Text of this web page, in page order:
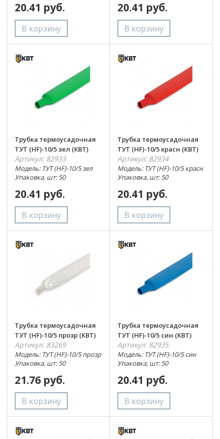
20.41 руб. 20.41 руб.
Трубка термоусадочная
ТУТ (HF)-10/5 зел (КВТ)
Артикул: 82933
Модель: ТУТ (HF)-10/5 зел
Упаковка, шт: 50
20.41 руб.
Трубка термоусадочная
ТУТ (HF)-10/5 красн (КВТ)
Артикул: 82934
Модель: ТУТ (HF)-10/5 красн
Упаковка, шт: 50
20.41 руб.
Трубка термоусадочная
ТУТ (HF)-10/5 прозр (КВТ)
Артикул: 83269
Модель: ТУТ (HF)-10/5 прозр
Упаковка, шт: 50
21.76 руб.
Трубка термоусадочная
ТУТ (HF)-10/5 син (КВТ)
Артикул: 82935
Модель: ТУТ (HF)-10/5 син
Упаковка, шт: 50
20.41 руб.